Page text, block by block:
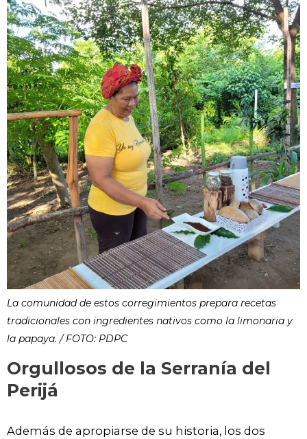
La comunidad de estos corregimientos prepara recetas
tradicionales con ingredientes nativos como la limonaria y
la papaya. / FOTO: PDPC
Orgullosos de la Serranía del
Perijá
Además de apropiarse de su historia, los dos